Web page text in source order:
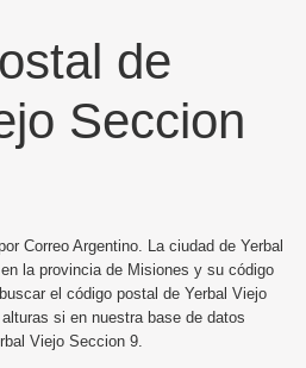
de
Seccion
Correo Argentino. La ciudad de Yerbal
la provincia de Misiones y su código
el código postal de Yerbal Viejo
si en nuestra base de datos
Viejo Seccion 9.